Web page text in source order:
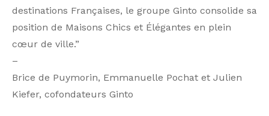
destinations Françaises, le groupe Ginto consolide sa
position de Maisons Chics et Élégantes en plein
cœur de ville.”
–
Brice de Puymorin, Emmanuelle Pochat et Julien
Kiefer, cofondateurs Ginto